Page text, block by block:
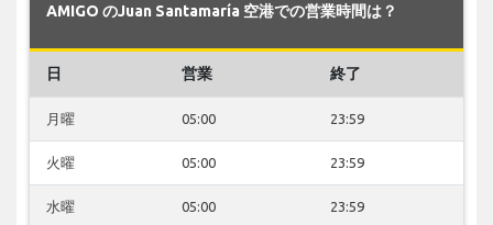
AMIGO のJuan Santamaría 空港での営業時間は？
日 営業 終了
月曜 05:00 23:59
火曜 05:00 23:59
水曜 05:00 23:59